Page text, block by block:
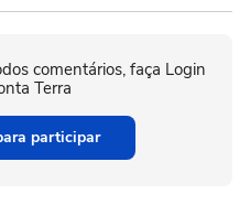
comentários, faça Login
Terra
participar